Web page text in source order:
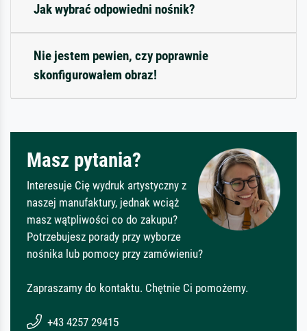
Jak wybrać odpowiedni nośnik?
Nie jestem pewien, czy poprawnie
skonfigurowałem obraz!
Masz pytania?
Interesuje Cię wydruk artystyczny z
naszej manufaktury, jednak wciąż
masz wątpliwości co do zakupu?
Potrzebujesz porady przy wyborze
nośnika lub pomocy przy zamówieniu?
Zapraszamy do kontaktu. Chętnie Ci pomożemy.
+43 4257 29415